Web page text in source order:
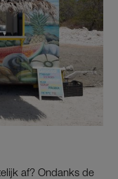
af? Ondanks de